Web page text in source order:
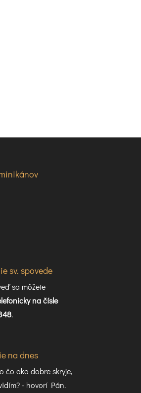
sv. spovede
sa môžete
na čísle
.
na dnes
čo ako dobre skryje,
- hovorí Pán.